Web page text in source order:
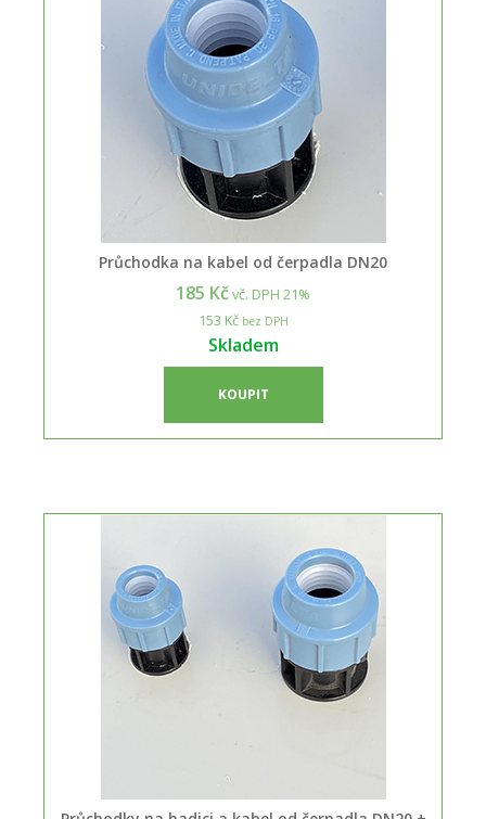
Průchodka na kabel od čerpadla DN20
185 Kčvč. DPH 21%
153 Kčbez DPH
Skladem
KOUPIT